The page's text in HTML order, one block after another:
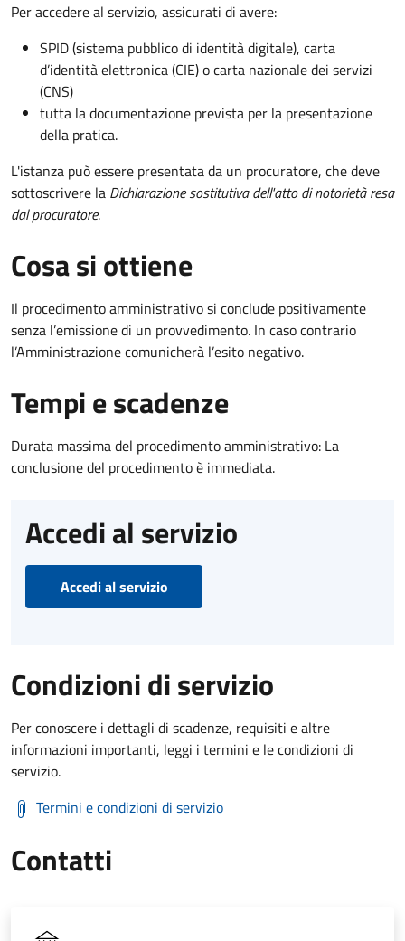
Per accedere al servizio, assicurati di avere:
SPID (sistema pubblico di identità digitale), carta
d’identità elettronica (CIE) o carta nazionale dei servizi
(CNS)
tutta la documentazione prevista per la presentazione
della pratica.
L'istanza può essere presentata da un procuratore, che deve
sottoscrivere la Dichiarazione sostitutiva dell'atto di notorietà resa
dal procuratore.
Cosa si ottiene
Il procedimento amministrativo si conclude positivamente
senza l’emissione di un provvedimento. In caso contrario
l’Amministrazione comunicherà l’esito negativo.
Tempi e scadenze
Durata massima del procedimento amministrativo: La
conclusione del procedimento è immediata.
Accedi al servizio
Accedi al servizio
Condizioni di servizio
Per conoscere i dettagli di scadenze, requisiti e altre
informazioni importanti, leggi i termini e le condizioni di
servizio.
Termini e condizioni di servizio
Contatti